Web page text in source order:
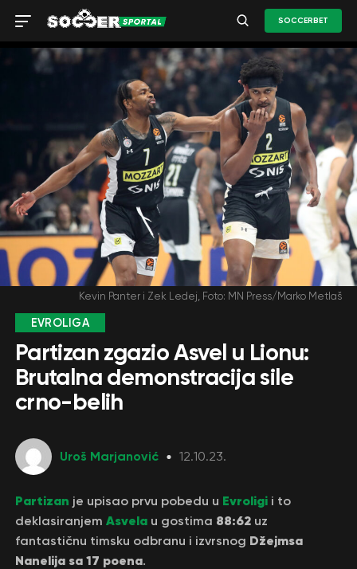
SOCCERBET
Kevin Panter i Zek Ledej, Foto: MN Press/Marko Metlaš
EVROLIGA
Partizan zgazio Asvel u Lionu:
Brutalna demonstracija sile
crno-belih
Uroš Marjanović 12.10.23.
Partizan je upisao prvu pobedu u Evroligi i to
deklasiranjem Asvela u gostima 88:62uz
fantastičnu timsku odbranu i izvrsnog Džejmsa
Nanelija sa 17 poena.